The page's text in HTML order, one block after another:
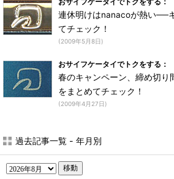
連休明けはnanacoが熱い──
てチェック！
(2009年5月8日)
おサイフケータイでトクをする：
春のキャンペーン、締め切
をまとめてチェック！
(2009年4月27日)
過去記事一覧 - 年月別
移動